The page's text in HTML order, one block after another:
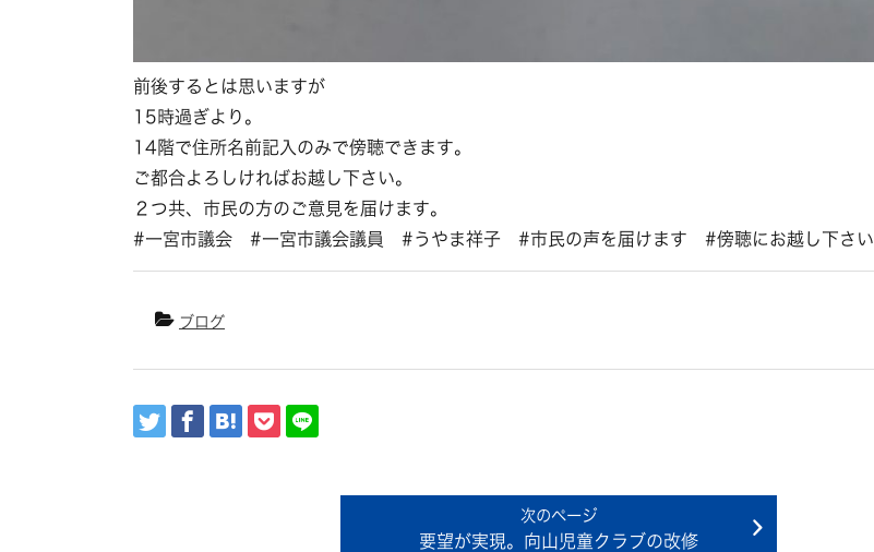
前後するとは思いますが
15時過ぎより。
14階で住所名前記入のみで傍聴できます。
ご都合よろしければお越し下さい。
２つ共、市民の方のご意見を届けます。
#一宮市議会 #一宮市議会議員 #うやま祥子 #市民の声を届けます #傍聴にお越し下さい
ブログ
要望が実現。向山児童クラブの改修